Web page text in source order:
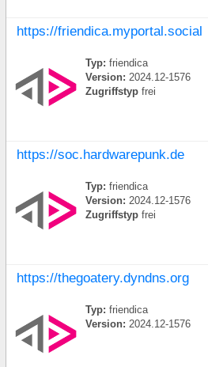
https://friendica.myportal.social
Typ: friendica
Version: 2024.12-1576
Zugriffstyp frei
https://soc.hardwarepunk.de
Typ: friendica
Version: 2024.12-1576
Zugriffstyp frei
https://thegoatery.dyndns.org
Typ: friendica
Version: 2024.12-1576